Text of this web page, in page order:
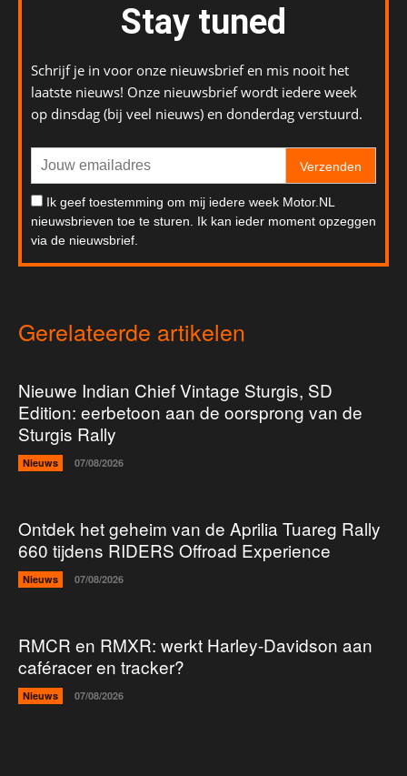
Stay tuned
Schrijf je in voor onze nieuwsbrief en mis nooit het
laatste nieuws! Onze nieuwsbrief wordt iedere week
op dinsdag (bij veel nieuws) en donderdag verstuurd.
Verzenden
Ik geef toestemming om mij iedere week Motor.NL
nieuwsbrieven toe te sturen. Ik kan ieder moment opzeggen
via de nieuwsbrief.
Gerelateerde artikelen
Nieuwe Indian Chief Vintage Sturgis, SD
Edition: eerbetoon aan de oorsprong van de
Sturgis Rally
Nieuws 07/08/2026
Ontdek het geheim van de Aprilia Tuareg Rally
660 tijdens RIDERS Offroad Experience
Nieuws 07/08/2026
RMCR en RMXR: werkt Harley-Davidson aan
caféracer en tracker?
Nieuws 07/08/2026